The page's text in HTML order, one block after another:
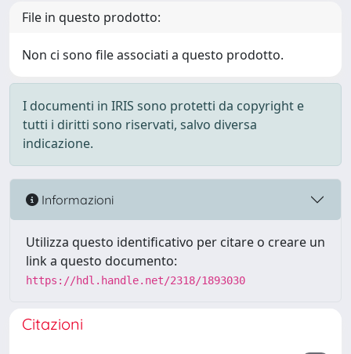
File in questo prodotto:
Non ci sono file associati a questo prodotto.
I documenti in IRIS sono protetti da copyright e
tutti i diritti sono riservati, salvo diversa
indicazione.
Informazioni
Utilizza questo identificativo per citare o creare un
link a questo documento:
https://hdl.handle.net/2318/1893030
Citazioni